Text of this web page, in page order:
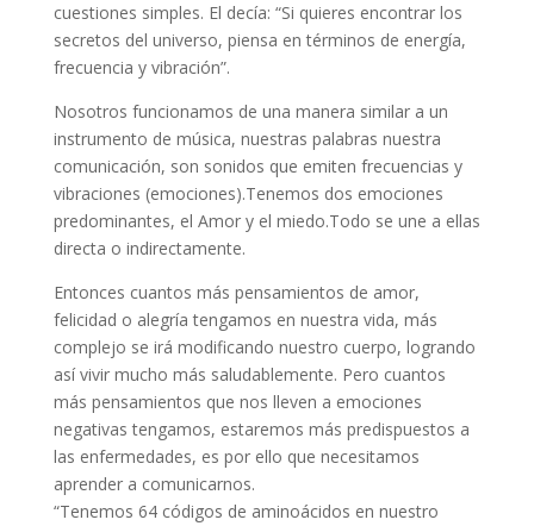
cuestiones simples. El decía: “Si quieres encontrar los
secretos del universo, piensa en términos de energía,
frecuencia y vibración”.
Nosotros funcionamos de una manera similar a un
instrumento de música, nuestras palabras nuestra
comunicación, son sonidos que emiten frecuencias y
vibraciones (emociones).Tenemos dos emociones
predominantes, el Amor y el miedo.Todo se une a ellas
directa o indirectamente.
Entonces cuantos más pensamientos de amor,
felicidad o alegría tengamos en nuestra vida, más
complejo se irá modificando nuestro cuerpo, logrando
así vivir mucho más saludablemente. Pero cuantos
más pensamientos que nos lleven a emociones
negativas tengamos, estaremos más predispuestos a
las enfermedades, es por ello que necesitamos
aprender a comunicarnos.
“Tenemos 64 códigos de aminoácidos en nuestro